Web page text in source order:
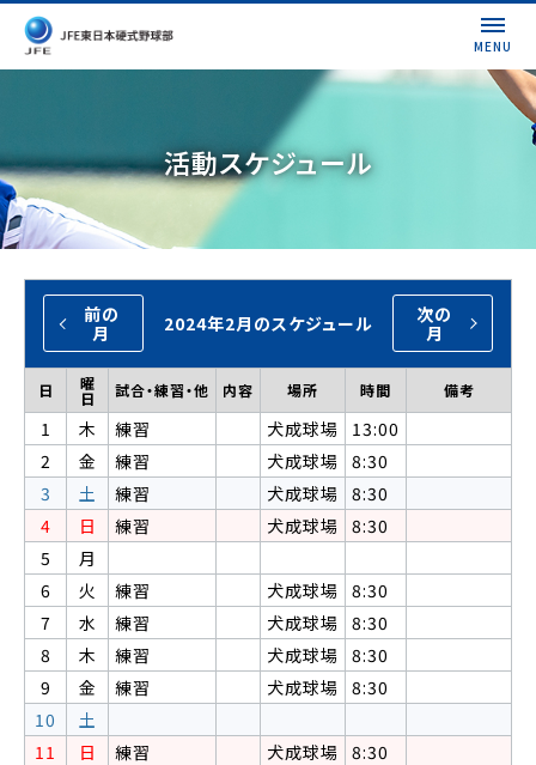
MENU
活動スケジュール
前の
月
2024年2月のスケジュール
次の
月
日 曜
日 試合・練習・他 内容 場所 時間 備考
1 木 練習 犬成球場
13:00
2
金 練習 犬成球場
8:30
3
土 練習 犬成球場
8:30
4
日 練習 犬成球場
8:30
5
月
6
火 練習 犬成球場
8:30
7
水 練習 犬成球場
8:30
8
木 練習 犬成球場
8:30
9
金 練習 犬成球場
8:30
10
土
11
日 練習 犬成球場
8:30